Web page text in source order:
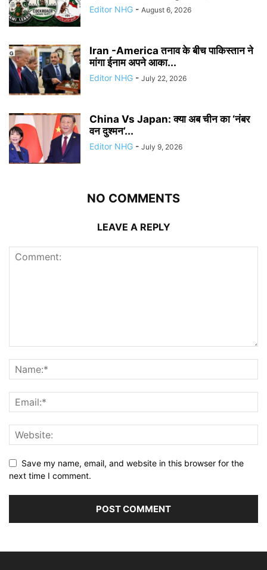
Editor NHG - August 6, 2026
Iran -America तनाव के बीच पाकिस्तान ने
मांगा ईनाम अपने आका...
Editor NHG - July 22, 2026
China Vs Japan: क्या अब चीन का ‘नंबर
वन दुश्मन’...
Editor NHG - July 9, 2026
NO COMMENTS
LEAVE A REPLY
Save my name, email, and website in this browser for the
next time I comment.